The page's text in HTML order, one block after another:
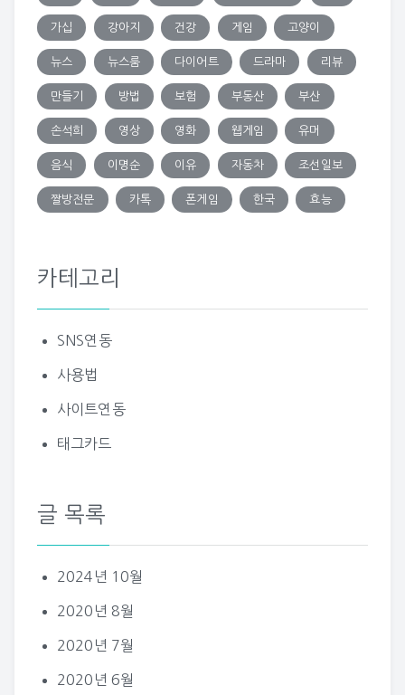
가십 강아지 건강 게임 고양이
뉴스 뉴스룸 다이어트 드라마 리뷰
만들기 방법 보험 부동산 부산
손석희 영상 영화 웹게임 유머
음식 이명순 이유 자동차 조선일보
짤방전문 카톡 폰게임 한국 효능
카테고리
SNS연동
사용법
사이트연동
태그카드
글 목록
2024년 10월
2020년 8월
2020년 7월
2020년 6월